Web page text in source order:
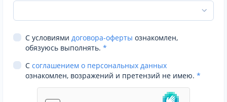
С условиями договора-оферты ознакомлен,
обязуюсь выполнять. *
С соглашением о персональных данных
ознакомлен, возражений и претензий не имею. *